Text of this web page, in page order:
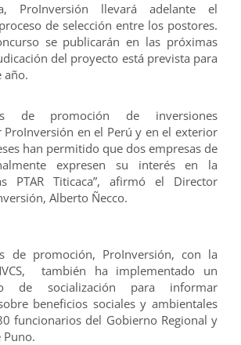
ProInversión llevará adelante el
de selección entre los postores.
se publicarán en las próximas
del proyecto está prevista para
año.
de promoción de inversiones
ProInversión en el Perú y en el exterior
han permitido que dos empresas de
expresen su interés en la
PTAR Titicaca”, afirmó el Director
Alberto Ñecco.
de promoción, ProInversión, con la
también ha implementado un
de socialización para informar
beneficios sociales y ambientales
funcionarios del Gobierno Regional y